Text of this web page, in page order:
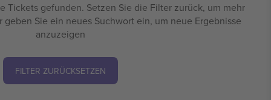
Tickets gefunden. Setzen Sie die Filter zurück, um mehr
Sie ein neues Suchwort ein, um neue Ergebnisse
anzuzeigen
FILTER ZURÜCKSETZEN